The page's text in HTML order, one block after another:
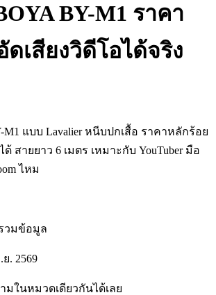
BY-M1 ราคา
เสียงวิดีโอได้จริง
M1 แบบ Lavalier หนีบปกเสื้อ ราคาหลักร้อย
สายยาว 6 เมตร เหมาะกับ YouTuber มือ
ไหม
วมข้อมูล
ย. 2569
มในหมวดเดียวกันได้เลย